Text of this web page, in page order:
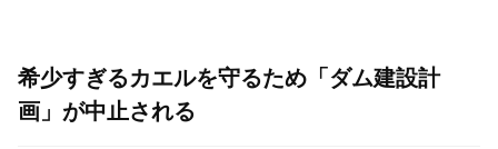
希少すぎるカエルを守るため「ダム建設計
画」が中止される